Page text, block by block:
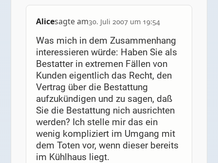
Alicesagte am30. Juli 2007 um 19:54
Was mich in dem Zusammenhang
interessieren würde: Haben Sie als
Bestatter in extremen Fällen von
Kunden eigentlich das Recht, den
Vertrag über die Bestattung
aufzukündigen und zu sagen, daß
Sie die Bestattung nich ausrichten
werden? Ich stelle mir das ein
wenig kompliziert im Umgang mit
dem Toten vor, wenn dieser bereits
im Kühlhaus liegt.